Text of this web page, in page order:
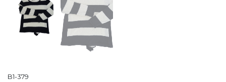
B1-379